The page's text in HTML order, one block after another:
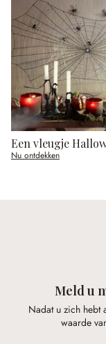
Een vleugje
Nu ontdekken
Meld u
Nadat u zich hebt
waarde